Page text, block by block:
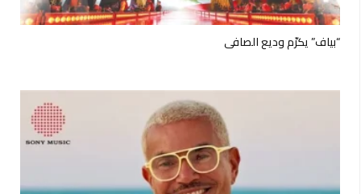
“بياف” يكرّم وديع الصافي